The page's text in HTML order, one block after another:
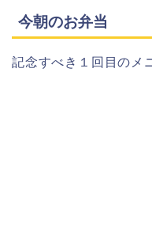
今朝のお弁当
記念すべき１回目のメ